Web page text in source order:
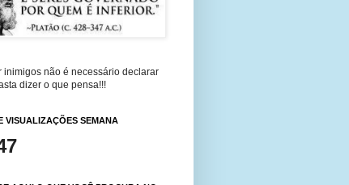
inimigos não é necessário declarar
dizer o que pensa!!!
VISUALIZAÇÕES SEMANA